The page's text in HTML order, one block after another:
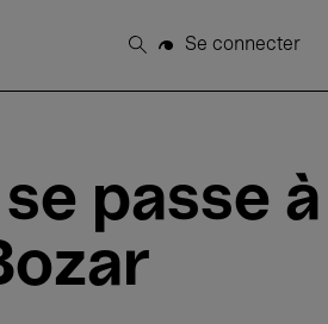
Rechercher
Se connecter
passe à